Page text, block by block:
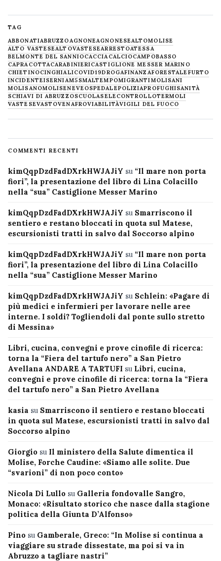
TAG
ABBONATIABRUZZOAGNONEAGNONESEALTOMOLISE
ALTO VASTESEALTOVASTESEARRESTOATESSA
BELMONTE DEL SANNIOCACCIACALCIOCAMPOBASSO
CAPRACOTTACARABINIERICASTIGLIONE MESSER MARINO
CHIETINOCINGHIALICOVID19DROGAFINANZAFORESTALE FURTO
INCIDENTEISERNIAM5SMALTEMPOMIGRANTIMOLISANI
MOLISANOMOLISENEVE OSPEDALEPOLIZIAPROFUGHISANITÀ
SCHIAVI DI ABRUZZOSCUOLASELECONTROLLOTERMOLI
VASTESEVASTOVENAFROVIABILITÀVIGILI DEL FUOCO
COMMENTI RECENTI
kimQqpDzdFadDXrkHWJAJiY su “Il mare non porta
fiori”, la presentazione del libro di Lina Colacillo
nella “sua” Castiglione Messer Marino
kimQqpDzdFadDXrkHWJAJiY su Smarriscono il
sentiero e restano bloccati in quota sul Matese,
escursionisti tratti in salvo dal Soccorso alpino
kimQqpDzdFadDXrkHWJAJiY su “Il mare non porta
fiori”, la presentazione del libro di Lina Colacillo
nella “sua” Castiglione Messer Marino
kimQqpDzdFadDXrkHWJAJiY su Schlein: «Pagare di
più medici e infermieri per lavorare nelle aree
interne. I soldi? Togliendoli dal ponte sullo stretto
di Messina»
Libri, cucina, convegni e prove cinofile di ricerca:
torna la “Fiera del tartufo nero” a San Pietro
Avellana ANDARE A TARTUFI su Libri, cucina,
convegni e prove cinofile di ricerca: torna la “Fiera
del tartufo nero” a San Pietro Avellana
kasia su Smarriscono il sentiero e restano bloccati
in quota sul Matese, escursionisti tratti in salvo dal
Soccorso alpino
Giorgio su Il ministero della Salute dimentica il
Molise, Forche Caudine: «Siamo alle solite. Due
“svarioni” di non poco conto»
Nicola Di Lullo su Galleria fondovalle Sangro,
Monaco: «Risultato storico che nasce dalla stagione
politica della Giunta D’Alfonso»
Pino su Gamberale, Greco: “In Molise si continua a
viaggiare su strade dissestate, ma poi si va in
Abruzzo a tagliare nastri”